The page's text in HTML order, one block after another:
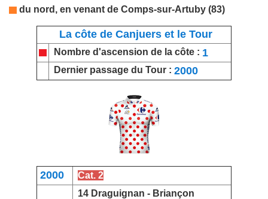
du nord, en venant de Comps-sur-Artuby (83)
La côte de Canjuers et le Tour
Nombre d'ascension de la côte : 1
Dernier passage du Tour : 2000
2000
Cat. 2
14 Draguignan - Briançon